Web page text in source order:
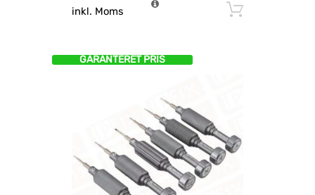
inkl. Moms
GARANTERET PRIS